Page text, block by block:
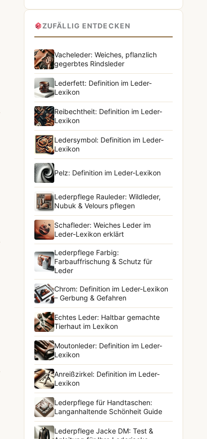
ZUFÄLLIG ENTDECKEN
Vacheleder: Weiches, pflanzlich
gegerbtes Rindsleder
Lederfett: Definition im Leder-
Lexikon
Reibechtheit: Definition im Leder-
Lexikon
Ledersymbol: Definition im Leder-
Lexikon
Pelz: Definition im Leder-Lexikon
Lederpflege Rauleder: Wildleder,
Nubuk & Velours pflegen
Schafleder: Weiches Leder im
Leder-Lexikon erklärt
Lederpflege Farbig:
Farbauffrischung & Schutz für
Leder
Chrom: Definition im Leder-Lexikon
– Gerbung & Gefahren
Echtes Leder: Haltbar gemachte
Tierhaut im Lexikon
Moutonleder: Definition im Leder-
Lexikon
Anreißzirkel: Definition im Leder-
Lexikon
Lederpflege für Handtaschen:
Langanhaltende Schönheit Guide
Lederpflege Jacke DM: Test &